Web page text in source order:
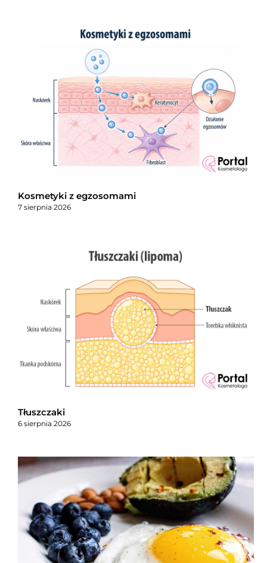
Kosmetyki z egzosomami
7 sierpnia 2026
Tłuszczaki
6 sierpnia 2026